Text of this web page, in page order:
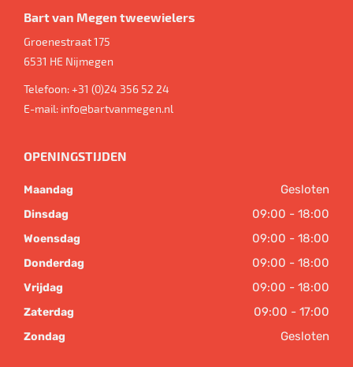
Bart van Megen tweewielers
Groenestraat 175
6531 HE Nijmegen
Telefoon:+31 (0)24 356 52 24
E-mail: info@bartvanmegen.nl
OPENINGSTIJDEN
Maandag Gesloten
Dinsdag 09:00 - 18:00
Woensdag 09:00 - 18:00
Donderdag 09:00 - 18:00
Vrijdag 09:00 - 18:00
Zaterdag 09:00 - 17:00
Zondag Gesloten